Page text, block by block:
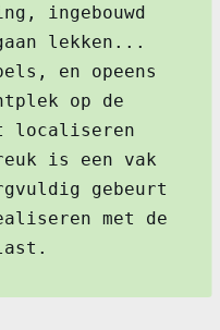
ingebouwd
lekken...
en opeens
op de
localiseren
is een vak
gebeurt
met de